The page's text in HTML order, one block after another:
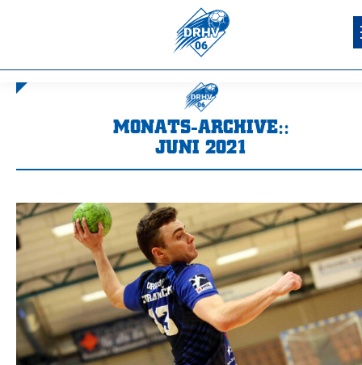
MONATS-ARCHIVE::
JUNI 2021